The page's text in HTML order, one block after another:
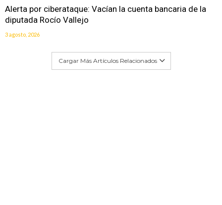
Alerta por ciberataque: Vacían la cuenta bancaria de la
diputada Rocío Vallejo
3 agosto, 2026
Cargar Más Artículos Relacionados